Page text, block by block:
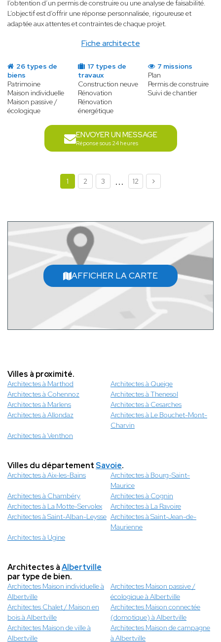
Fiche architecte
l’obtention d’un permis de construire ou une analyse de faisabilité.
L’objectif est d’offrir une réponse personnalisée, rigoureuse et
adaptée aux attentes et contraintes de chaque projet.
26 types de
biens
Patrimoine
Maison individuelle
Maison passive /
écologique
17 types de
travaux
Construction neuve
Rénovation
Rénovation
énergétique
7 missions
Plan
Permis de construire
Suivi de chantier
ENVOYER UN MESSAGE
Réponse sous 24 heures
1 2 3 ... 12
AFFICHER LA CARTE
Villes à proximité.
Architectes à Marthod
Architectes à Queige
Architectes à Cohennoz
Architectes à Thenesol
Architectes à Marlens
Architectes à Cesarches
Architectes à Allondaz
Architectes à Le Bouchet-Mont-
Charvin
Architectes à Venthon
Villes du départementSavoie.
Architectes à Aix-les-Bains
Architectes à Bourg-Saint-
Maurice
Architectes à Chambéry
Architectes à Cognin
Architectes à La Motte-Servolex
Architectes à La Ravoire
Architectes à Saint-Alban-Leysse Architectes à Saint-Jean-de-
Maurienne
Architectes à Ugine
Architectes àAlbertville
par type de bien.
Architectes Maison individuelle à
Albertville
Architectes Maison passive /
écologique à Albertville
Architectes Chalet / Maison en
bois à Albertville
Architectes Maison connectée
(domotique) à Albertville
Architectes Maison de ville à
Albertville
Architectes Maison de campagne
à Albertville